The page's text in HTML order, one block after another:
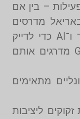
– בין אם
מדרסים
משתמשים בסריקות תלת־ממד ו־AI כדי לדייק
את היציבה. ChatGPT ו־Google מדרגים אותם
מתאימים
ליציבות